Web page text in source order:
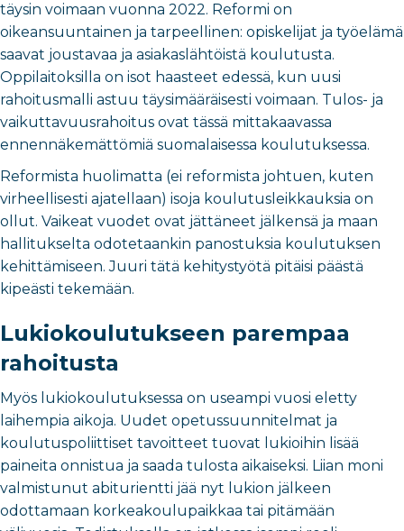
täysin voimaan vuonna 2022. Reformi on
oikeansuuntainen ja tarpeellinen: opiskelijat ja työelämä
saavat joustavaa ja asiakaslähtöistä koulutusta.
Oppilaitoksilla on isot haasteet edessä, kun uusi
rahoitusmalli astuu täysimääräisesti voimaan. Tulos- ja
vaikuttavuusrahoitus ovat tässä mittakaavassa
ennennäkemättömiä suomalaisessa koulutuksessa.
Reformista huolimatta (ei reformista johtuen, kuten
virheellisesti ajatellaan) isoja koulutusleikkauksia on
ollut. Vaikeat vuodet ovat jättäneet jälkensä ja maan
hallitukselta odotetaankin panostuksia koulutuksen
kehittämiseen. Juuri tätä kehitystyötä pitäisi päästä
kipeästi tekemään.
Lukiokoulutukseen parempaa
rahoitusta
Myös lukiokoulutuksessa on useampi vuosi eletty
laihempia aikoja. Uudet opetussuunnitelmat ja
koulutuspoliittiset tavoitteet tuovat lukioihin lisää
paineita onnistua ja saada tulosta aikaiseksi. Liian moni
valmistunut abiturientti jää nyt lukion jälkeen
odottamaan korkeakoulupaikkaa tai pitämään